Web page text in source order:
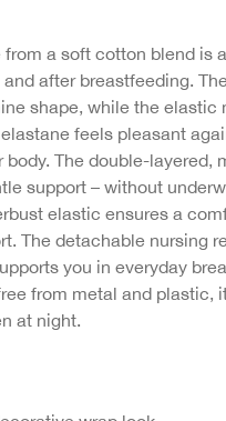
a soft cotton blend is
after breastfeeding.
shape, while the elastic
feels pleasant
The double-layered,
support – without
elastic ensures a
The detachable nursing
you in everyday
from metal and plastic,
at night.